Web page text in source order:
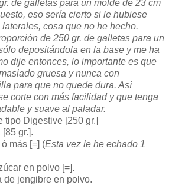
de galletas para un molde de 23 cm
eso sería cierto si le hubiese
cosa que no he hecho.
de 250 gr. de galletas para un
depositándola en la base y me ha
dije entonces, lo importante es que
gruesa y nunca con
para que no quede dura. Así
corte con más facilidad y que tenga
y suave al paladar.
tipo Digestive [250 gr.]
gr.].
más [=] (Esta vez le he echado 1
en polvo [=].
de jengibre en polvo.